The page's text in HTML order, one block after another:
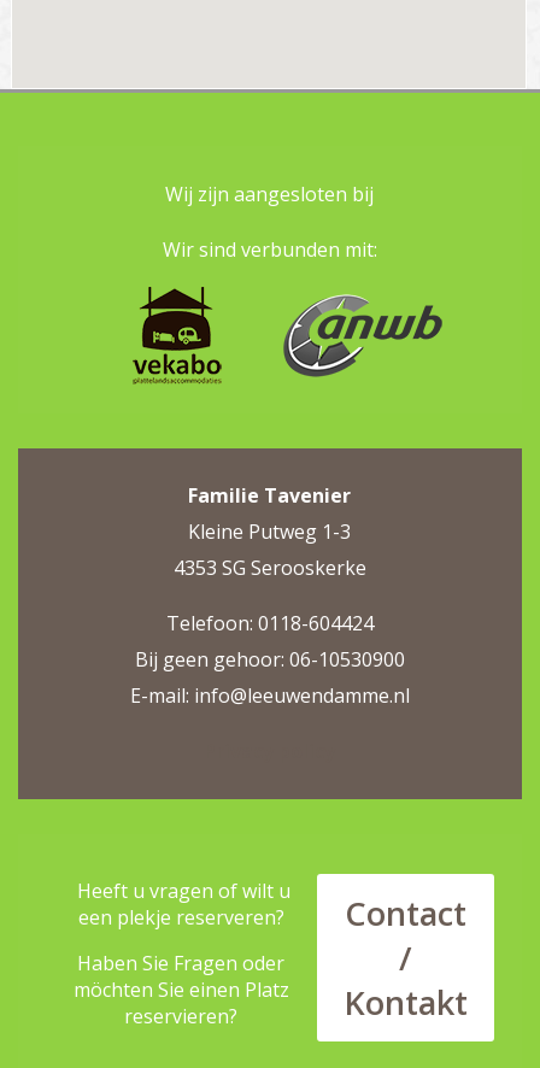
Wij zijn aangesloten bij
Wir sind verbunden mit:
Familie Tavenier
Kleine Putweg 1-3
4353 SG Serooskerke
Telefoon: 0118-604424
Bij geen gehoor: 06-10530900
E-mail: info@leeuwendamme.nl
Heeft u vragen of wilt u
een plekje reserveren?
Haben Sie Fragen oder
möchten Sie einen Platz
reservieren?
Contact
/
Kontakt